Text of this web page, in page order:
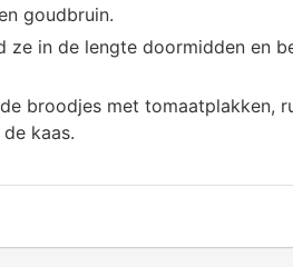
goudbruin.
ze in de lengte doormidden en
broodjes met tomaatplakken,
kaas.